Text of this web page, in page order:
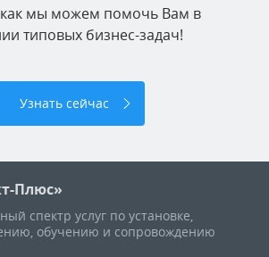
как мы можем помочь Вам в
типовых бизнес-задач!
Узнать сейчас
Плюс»
спектр услуг по установке,
обучению и сопровождению